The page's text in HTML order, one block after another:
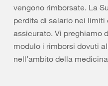
vengono rimborsate. La
perdita di salario nei
assicurato. Vi preghiamo
modulo i rimborsi dovuti
nell’ambito della